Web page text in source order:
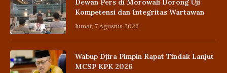
Dewan Pers di Morowali Dorong Uji
Kompetensi dan Integritas Wartawan
Jumat, 7 Agustus 2026
Wabup Djira Pimpin Rapat Tindak Lanjut
MCSP KPK 2026